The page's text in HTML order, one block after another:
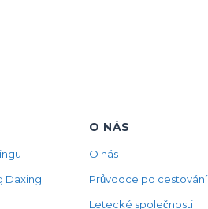
Daxing
O NÁS
O nás
Průvodce po cestování
Letecké společnosti